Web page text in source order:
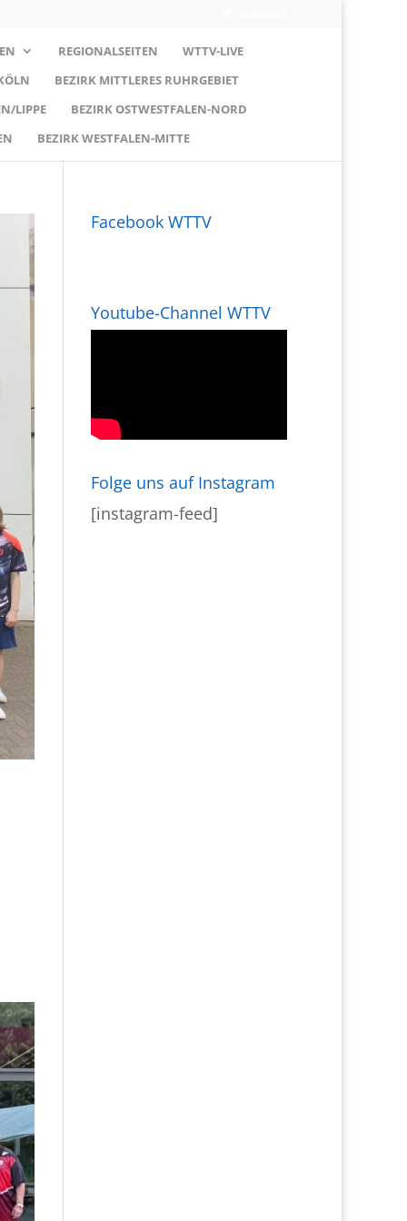
REGIONALSEITEN
WTTV-LIVE
BEZIRK MITTLERES RUHRGEBIET
LIPPE
BEZIRK OSTWESTFALEN-NORD
BEZIRK WESTFALEN-MITTE
Facebook WTTV
Youtube-Channel WTTV
Folge uns auf Instagram
[instagram-feed]